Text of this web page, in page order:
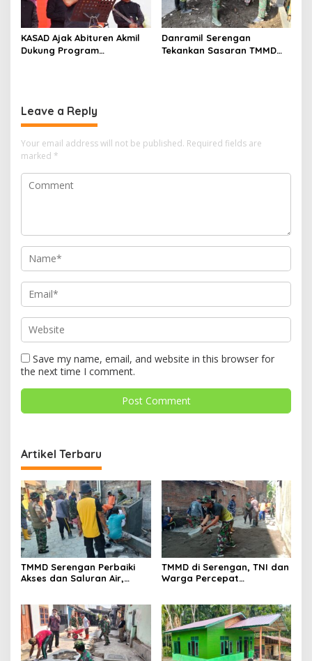
KASAD Ajak Abituren Akmil
Dukung Program
Danramil Serengan
Tekankan Sasaran TMMD
Leave a Reply
Your email address will not be published. Required fields are
marked *
Save my name, email, and website in this browser for
the next time I comment.
Artikel Terbaru
TMMD Serengan Perbaiki
Akses dan Saluran Air,
TMMD di Serengan, TNI dan
Warga Percepat